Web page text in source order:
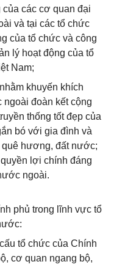
các cơ quan đại
và tại các tổ chức
của tổ chức và công
lý hoạt động của tổ
Nam;
khuyến khích
đoàn kết cộng
thống tốt đẹp của
bó với gia đình và
hương, đất nước;
lợi chính đáng
ngoài.
phủ trong lĩnh vực tổ
tổ chức của Chính
cơ quan ngang bộ,